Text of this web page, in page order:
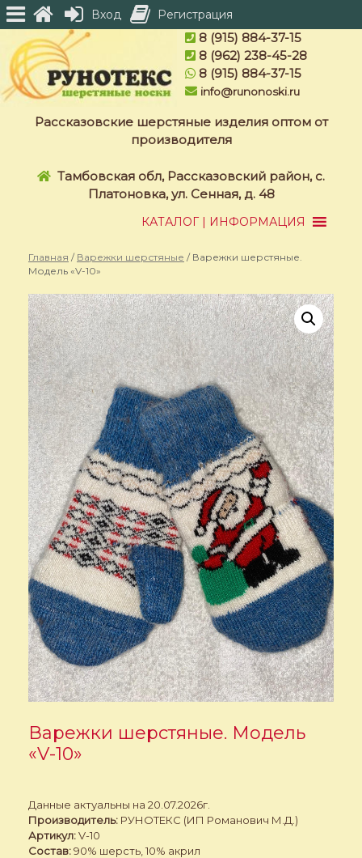
content
8 (915) 884-37-15
8 (962) 238-45-28
8 (915) 884-37-15
info@runonoski.ru
Рассказовские шерстяные изделия оптом от
производителя
Тамбовская обл, Рассказовский район, с.
Платоновка, ул. Сенная, д. 48
КАТАЛОГ | ИНФОРМАЦИЯ
Главная / Варежки шерстяные / Варежки шерстяные.
Модель «V-10»
Варежки шерстяные. Модель
«V-10»
Данные актуальны на 20.07.2026г.
Производитель: РУНОТЕКС (ИП Романович М.Д.)
Артикул:V-10
Состав:90% шерсть, 10% акрил
Вход Регистрация